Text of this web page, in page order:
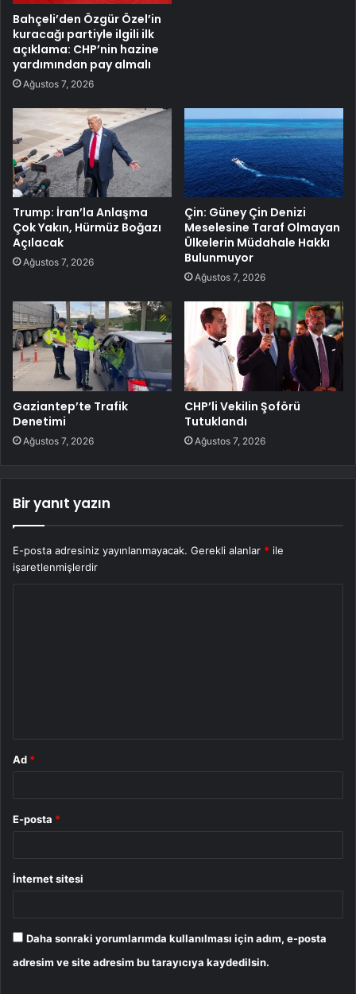
Bahçeli’den Özgür Özel’in
kuracağı partiyle ilgili ilk
açıklama: CHP’nin hazine
yardımından pay almalı
Ağustos 7, 2026
Trump: İran’la Anlaşma
Çok Yakın, Hürmüz Boğazı
Açılacak
Ağustos 7, 2026
Çin: Güney Çin Denizi
Meselesine Taraf Olmayan
Ülkelerin Müdahale Hakkı
Bulunmuyor
Ağustos 7, 2026
Gaziantep’te Trafik
Denetimi
Ağustos 7, 2026
CHP’li Vekilin Şoförü
Tutuklandı
Ağustos 7, 2026
Bir yanıt yazın
E-posta adresiniz yayınlanmayacak. Gerekli alanlar * ile
işaretlenmişlerdir
Ad *
E-posta *
İnternet sitesi
Daha sonraki yorumlarımda kullanılması için adım, e-posta
adresim ve site adresim bu tarayıcıya kaydedilsin.